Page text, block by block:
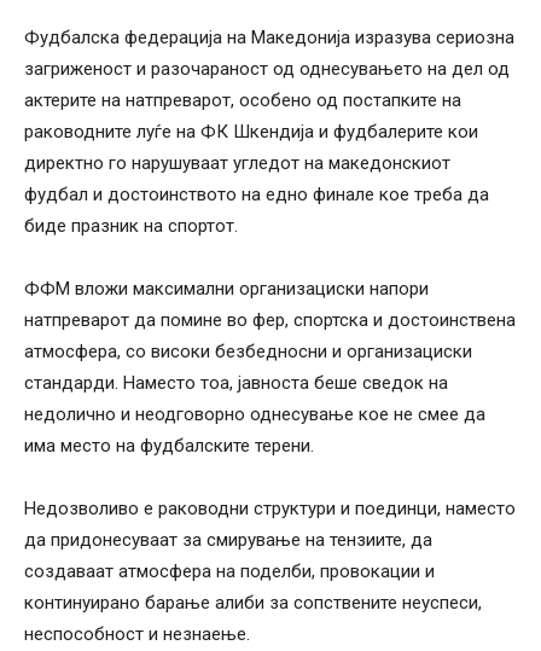
Фудбалска федерација на Македонија изразува сериозна
загриженост и разочараност од однесувањето на дел од
актерите на натпреварот, особено од постапките на
раководните луѓе на ФК Шкендија и фудбалерите кои
директно го нарушуваат угледот на македонскиот
фудбал и достоинството на едно финале кое треба да
биде празник на спортот.
ФФМ вложи максимални организациски напори
натпреварот да помине во фер, спортска и достоинствена
атмосфера, со високи безбедносни и организациски
стандарди. Наместо тоа, јавноста беше сведок на
недолично и неодговорно однесување кое не смее да
има место на фудбалските терени.
Недозволиво е раководни структури и поединци, наместо
да придонесуваат за смирување на тензиите, да
создаваат атмосфера на поделби, провокации и
континуирано барање алиби за сопствените неуспеси,
неспособност и незнаење.